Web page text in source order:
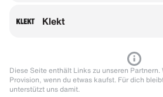
Klekt
Diese Seite enthält Links zu unseren Partnern.
Provision, wenn du etwas kaufst. Für dich
unterstützt uns damit.